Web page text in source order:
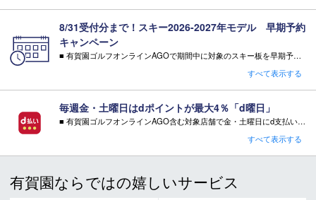
スキー 注意事項
＊取扱商品は、日本正規品です。
＊商品情報はディーラーカタログを基に表記しております。
＊製造の時期により、デザインが商品画像と異なる場合がご
ざいます。
＊製造上におきる細かい傷・汚れは、不良品に該当はしませ
ん。
＊店頭在庫と共有をしております。タイミングにより完売す
場合、取付工賃は無料です。
＊商品に質問などある場合は、ご購入前にショップまでお問
8/31受付分まで！スキー2026-2027年モデル 早期予約
キャンペーン
■ 有賀園ゴルフオンラインAGOで期間中に対象のスキー板を早期予約頂いた方に有償オプションを無料サービス！
※相当額として記載している有償オプション金額は当店の通常金額となります。
注意事項：
・特典をご希望の場合は、必ずページ内でご選択ください。
・特典をご希望されない場合、その相当額の値引き・ご返金はございません。
すべて表示する
毎週金・土曜日はdポイントが最大4％「d曜日」
■ 有賀園ゴルフオンラインAGO含む対象店舗で金・土曜日にd支払いをすると
■ キャンペーン期間：毎週 金・土曜日 AM 0:00 - PM 23:59
注意事項：
すべて表示する
有賀園ならではの嬉しいサービス